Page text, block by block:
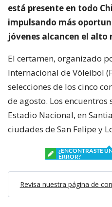
está presente en todo
impulsando más
jóvenes alcancen el
El certamen, organizado
Internacional de Vóleibol
selecciones de los cinco
de agosto. Los
Estadio Nacional, en
ciudades de San Felipe y
¿ENCONTRASTE
ERROR?
Revisa nuestra página de